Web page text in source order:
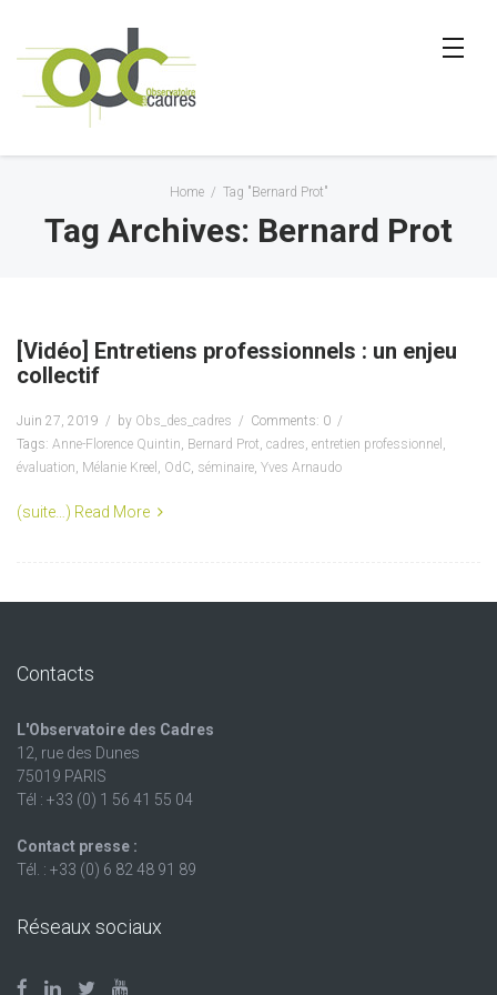
Home / Tag "Bernard Prot"
Tag Archives: Bernard Prot
[Vidéo] Entretiens professionnels : un enjeu
collectif
Juin 27, 2019 by Obs_des_cadres
Comments: 0
Tags: Anne-Florence Quintin, Bernard Prot, cadres, entretien professionnel ,
évaluation, Mélanie Kreel , OdC, séminaire, Yves Arnaudo
(suite…) Read More
Contacts
L'Observatoire des Cadres
12, rue des Dunes
75019 PARIS
Tél : +33 (0) 1 56 41 55 04
Contact presse :
Tél. : +33 (0) 6 82 48 91 89
Réseaux sociaux